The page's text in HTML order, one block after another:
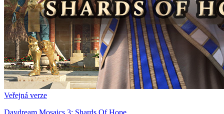
Veřejná verze
Daydream Mosaics 3: Shards Of Hope